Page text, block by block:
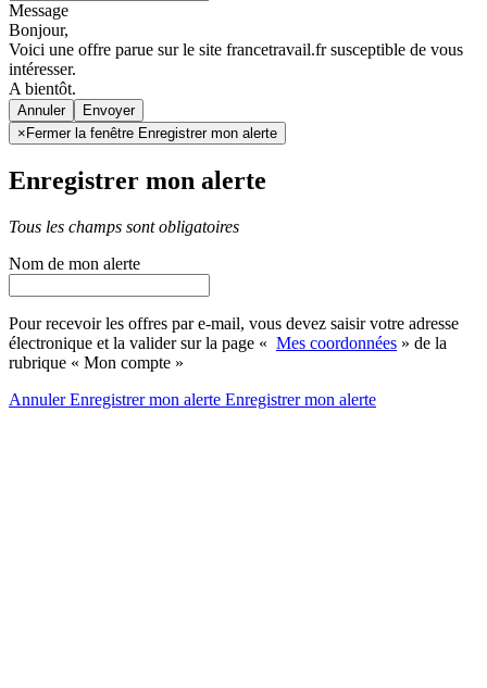
Message
Bonjour,
Voici une offre parue sur le site francetravail.fr susceptible de vous
intéresser.
A bientôt.
Annuler
× Fermer la fenêtre Enregistrer mon alerte
Enregistrer mon alerte
Tous les champs sont obligatoires
Nom de mon alerte
Pour recevoir les offres par e-mail, vous devez saisir votre adresse
électronique et la valider sur la page « Mes coordonnées » de la
rubrique « Mon compte »
AnnulerEnregistrer mon alerte Enregistrermon alerte